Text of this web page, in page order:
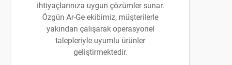
ihtiyaçlarınıza uygun çözümler sunar.
Özgün Ar-Ge ekibimiz, müşterilerle
yakından çalışarak operasyonel
talepleriyle uyumlu ürünler
geliştirmektedir.